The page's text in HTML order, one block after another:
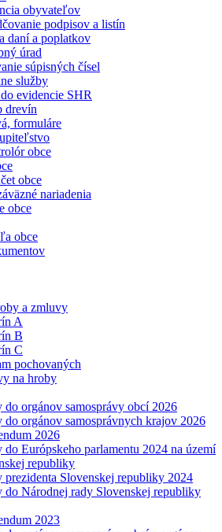
obyvateľov
podpisov a listín
daní a poplatkov
úrad
súpisných čísel
služby
evidencie SHR
drevín
formuláre
obce
obce
nariadenia
obce
obce
a zmluvy
A
B
C
pochovaných
na hroby
orgánov samosprávy obcí 2026
orgánov samosprávnych krajov 2026
2026
Európskeho parlamentu 2024 na území
republiky
Slovenskej republiky 2024
Národnej rady Slovenskej republiky
2023